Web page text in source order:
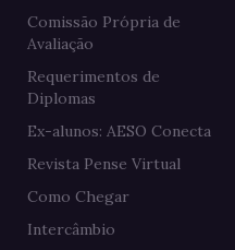
Comissão Própria de
Avaliação
Requerimentos de
Diplomas
Ex-alunos: AESO Conecta
Revista Pense Virtual
Como Chegar
Intercâmbio